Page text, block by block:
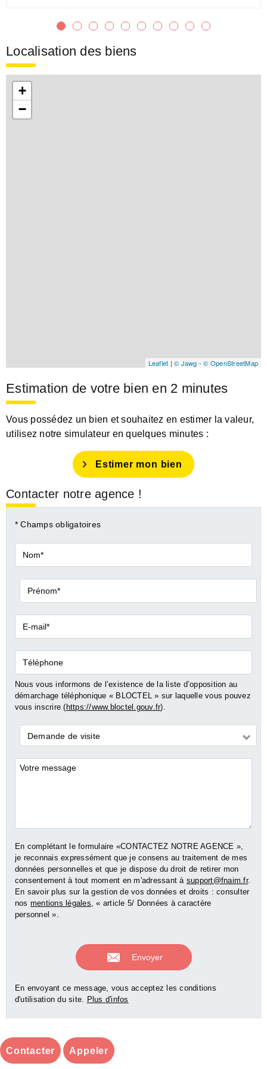
Localisation des biens
+
−
Leaflet | © Jawg -© OpenStreetMap
Estimation de votre bien en 2 minutes
Vous possédez un bien et souhaitez en estimer la valeur,
utilisez notre simulateur en quelques minutes :
Estimer mon bien
Contacter notre agence !
* Champs obligatoires
Nom*
Prénom*
E-
mail*
Téléphone
Nous vous informons de l’existence de la liste d’opposition au
démarchage téléphonique « BLOCTEL » sur laquelle vous pouvez
vous inscrire (https://www.bloctel.gouv.fr).
Demande
*
Demande de visite
Commentaires
En complétant le formulaire «CONTACTEZ NOTRE AGENCE »,
je reconnais expressément que je consens au traitement de mes
données personnelles et que je dispose du droit de retirer mon
consentement à tout moment en m'adressant à support@fnaim.fr.
En savoir plus sur la gestion de vos données et droits : consulter
nos mentions légales , « article 5/ Données à caractère
personnel ».
En envoyant ce message, vous acceptez les conditions
d'utilisation du site. Plus d'infos
Contacter Appeler